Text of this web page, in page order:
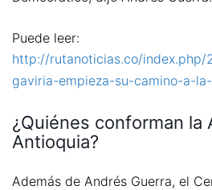
Puede leer:
http://rutanoticias.co/index.php/
gaviria-empieza-su-camino-a-
¿Quiénes conforman la
Antioquia?
Además de Andrés Guerra, el